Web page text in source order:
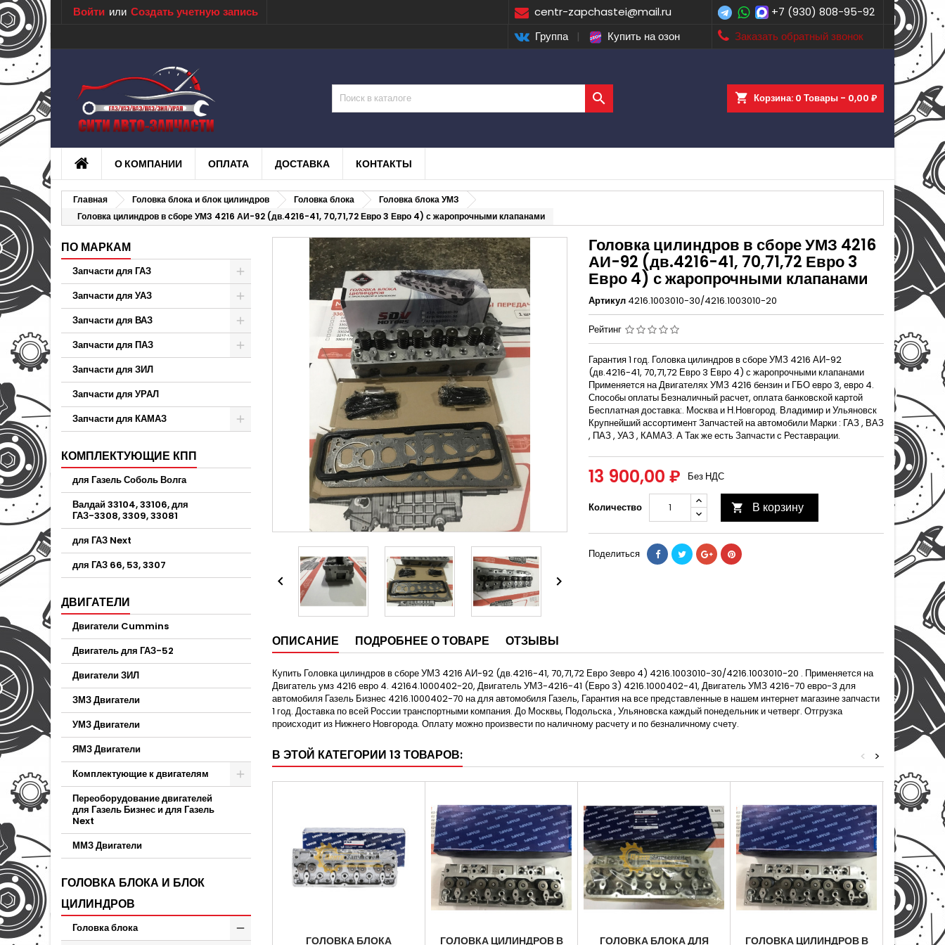
centr-zapchastei@mail.ru +7 (930) 808-95-92
Войти или Создать учетную запись
Заказать обратный звонок
Группа | Купить на озон
shopping_cart Корзина: 0 Товары - 0,00 ₽

О КОМПАНИИ ОПЛАТА ДОСТАВКА КОНТАКТЫ
Главная Головка блока и блок цилиндров Головка блока
Головка блока УМЗ
Головка цилиндров в сборе УМЗ 4216 АИ-92 (дв.4216-41, 70,71,72 Евро 3 Евро 4) с жаропрочными клапанами
ПО МАРКАМ
Запчасти для ГАЗ
Запчасти для УАЗ
Запчасти для ВАЗ
Запчасти для ПАЗ
Запчасти для ЗИЛ
Запчасти для УРАЛ
Запчасти для КАМАЗ
КОМПЛЕКТУЮЩИЕ КПП
для Газель Соболь Волга
Валдай 33104, 33106, для
ГАЗ-3308, 3309, 33081
для ГАЗ Next
для ГАЗ 66, 53, 3307
ДВИГАТЕЛИ
Двигатели Cummins
Двигатель для ГАЗ-52
Двигатели ЗИЛ
ЗМЗ Двигатели
УМЗ Двигатели
ЯМЗ Двигатели
Комплектующие к двигателям
Переоборудование двигателей
для Газель Бизнес и для Газель
Next
ММЗ Двигатели
ГОЛОВКА БЛОКА И БЛОК
ЦИЛИНДРОВ
Головка блока
 
Головка цилиндров в сборе УМЗ 4216
АИ-92 (дв.4216-41, 70,71,72 Евро 3
Евро 4) с жаропрочными клапанами
Артикул 4216.1003010-30/4216.1003010-20
Рейтинг
Гарантия 1 год. Головка цилиндров в сборе УМЗ 4216 АИ-92
(дв.4216-41, 70,71,72 Евро 3 Евро 4) с жаропрочными клапанами
Применяется на Двигателях УМЗ 4216 бензин и ГБО евро 3, евро 4.
Способы оплаты Безналичный расчет, оплата банковской картой
Бесплатная доставка:. Москва и Н.Новгород. Владимир и Ульяновск
Крупнейший ассортимент Запчастей на автомобили Марки : ГАЗ , ВАЗ
, ПАЗ , УАЗ , КАМАЗ. А Так же есть Запчасти с Реставрации.
13 900,00 ₽ Без НДС
Количество  В корзину
Поделиться
ОПИСАНИЕ ПОДРОБНЕЕ О ТОВАРЕ ОТЗЫВЫ
Купить Головка цилиндров в сборе УМЗ 4216 АИ-92 (дв.4216-41, 70,71,72 Евро 3евро 4) 4216.1003010-30/4216.1003010-20 . Применяется на
Двигатель умз 4216 евро 4. 42164.1000402-20, Двигатель УМЗ-4216-41 (Евро 3) 4216.1000402-41, Двигатель УМЗ 4216-70 евро-3 для
автомобиля Газель Бизнес 4216.1000402-70 на для автомобиля Газель, Гарантия на все представленные в нашем интернет магазине запчасти
1 год. Доставка по всей России транспортными компания. До Москвы, Подольска , Ульяновска каждый понедельник и четверг. Отгрузка
происходит из Нижнего Новгорода. Оплату можно произвести по наличному расчету и по безналичному счету.
В ЭТОЙ КАТЕГОРИИ 13 ТОВАРОВ: >
<
ГОЛОВКА БЛОКА
ГОЛОВКА ЦИЛИНДРОВ В
ГОЛОВКА БЛОКА ДЛЯ
ГОЛОВКА ЦИЛИНДРОВ В